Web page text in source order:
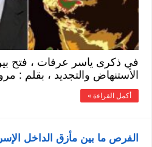
في ذكرى ياسر عرفات ، فتح
الأستنهاض والتجديد ، بقلم :
أكمل القراءة »
الفرص ما بين مأزق الداخل